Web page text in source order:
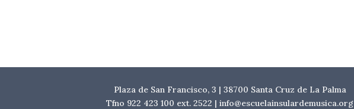
Plaza de San Francisco, 3 | 38700 Santa Cruz de La Palma
Tfno 922 423 100 ext. 2522 | info@escuelainsulardemusica.org